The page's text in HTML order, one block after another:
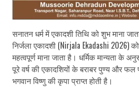
सनातन धर्म में एकादशी तिथि को शुभ माना
निर्जला एकादशी (Nirjala Ekadashi 2026)
महत्वपूर्ण माना जाता है। धर्मिक मान्यता के
पूरे वर्ष की एकादशियों के बराबर पुण्य और फल
भगवान विष्णु की कृपा प्राप्त होती है।